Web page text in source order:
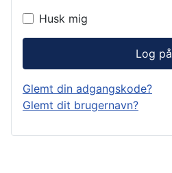
Husk mig
Log på
Glemt din adgangskode?
Glemt dit brugernavn?